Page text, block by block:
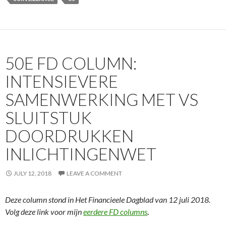
50E FD COLUMN:
INTENSIEVERE
SAMENWERKING MET VS
SLUITSTUK
DOORDRUKKEN
INLICHTINGENWET
JULY 12, 2018 LEAVE A COMMENT
Deze column stond in Het Financieele Dagblad van 12 juli 2018.
Volg deze link voor mijneerdere FD columns